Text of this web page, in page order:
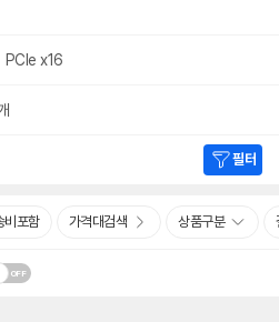
PCIe x16
필터
비포함 가격대검색 상품구분